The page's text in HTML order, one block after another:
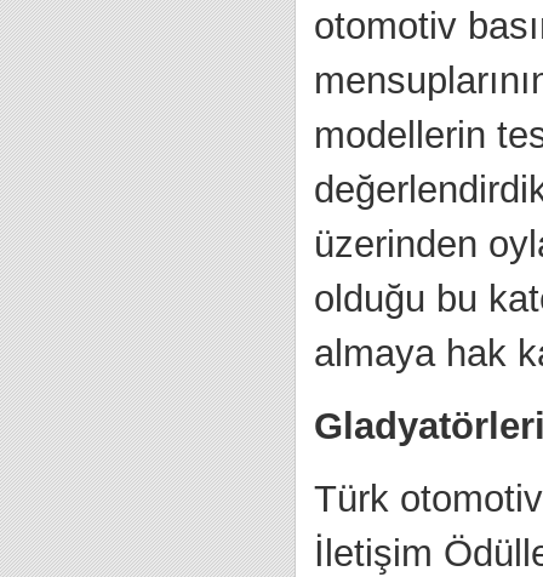
otomotiv
modellerin
üzerinden
olduğu bu
almaya hak
Türk
İletişim